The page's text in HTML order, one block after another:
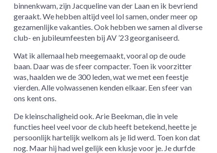
binnenkwam, zijn Jacqueline van der Laan en ik bevriend
geraakt. We hebben altijd veel lol samen, onder meer op
gezamenlijke vakanties. Ook hebben we samen al diverse
club- en jubileumfeesten bij AV ’23 georganiseerd.
Wat ik allemaal heb meegemaakt, vooral op de oude
baan. Daar was de sfeer compacter. Toen ik voorzitter
was, haalden we de 300 leden, wat we met een feestje
vierden. Alle volwassenen kenden elkaar. Een sfeer van
ons kent ons.
De kleinschaligheid ook. Arie Beekman, die in vele
functies heel veel voor de club heeft betekend, heette je
persoonlijk hartelijk welkom als je lid werd. Toen kon dat
nog. Maar hij had wel gelijk een klusje voor je. Je durfde